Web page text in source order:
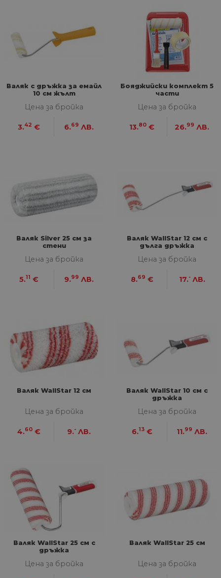
Валяк с дръжка за емайл
10 см жълт
Цена за бройка
3.42 € 6.69 ЛВ.
Бояджийски комплект 5
части
Цена за бройка
13.80 € 26.99 ЛВ.
Валяк Silver 25 см за
стени
Цена за бройка
5.11 € 9.99 ЛВ.
Валяк WallStar 12 см с
дълга дръжка
Цена за бройка
8.69 € 17.- ЛВ.
Валяк WallStar 12 см
Цена за бройка
4.60 € 9.- ЛВ.
Валяк WallStar 10 см с
дръжка
Цена за бройка
6.13 € 11.99 ЛВ.
Валяк WallStar 25 см с
дръжка
Цена за бройка
Валяк WallStar 25 см
Цена за бройка